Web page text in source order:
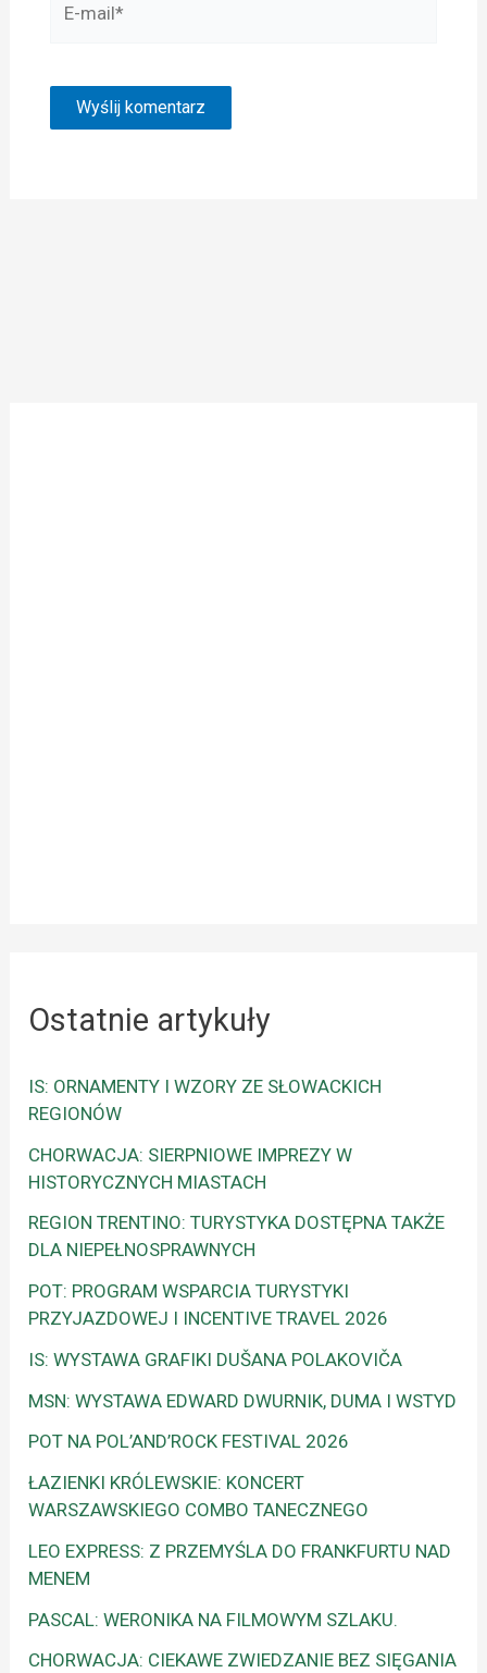
Ostatnie artykuły
IS: ORNAMENTY I WZORY ZE SŁOWACKICH
REGIONÓW
CHORWACJA: SIERPNIOWE IMPREZY W
HISTORYCZNYCH MIASTACH
REGION TRENTINO: TURYSTYKA DOSTĘPNA TAKŻE
DLA NIEPEŁNOSPRAWNYCH
POT: PROGRAM WSPARCIA TURYSTYKI
PRZYJAZDOWEJ I INCENTIVE TRAVEL 2026
IS: WYSTAWA GRAFIKI DUŠANA POLAKOVIČA
MSN: WYSTAWA EDWARD DWURNIK, DUMA I WSTYD
POT NA POL’AND’ROCK FESTIVAL 2026
ŁAZIENKI KRÓLEWSKIE: KONCERT
WARSZAWSKIEGO COMBO TANECZNEGO
LEO EXPRESS: Z PRZEMYŚLA DO FRANKFURTU NAD
MENEM
PASCAL: WERONIKA NA FILMOWYM SZLAKU.
CHORWACJA: CIEKAWE ZWIEDZANIE BEZ SIĘGANIA